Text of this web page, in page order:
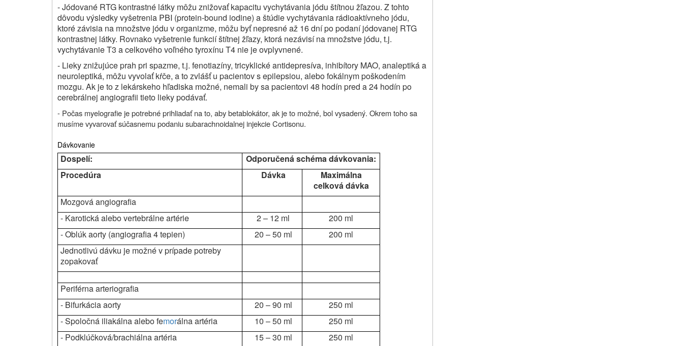
- Jódované RTG kontrastné látky môžu znižovať kapacitu vychytávania jódu štítnou žľazou. Z tohto
dôvodu výsledky vyšetrenia PBI (protein-bound iodine) a štúdie vychytávania rádioaktívneho jódu,
ktoré závisia na množstve jódu v organizme, môžu byť nepresné až 16 dní po podaní jódovanej RTG
kontrastnej látky. Rovnako vyšetrenie funkcií štítnej žľazy, ktorá nezávisí na množstve jódu, t.j.
vychytávanie T3 a celkového voľného tyroxínu T4 nie je ovplyvnené.
- Lieky znižujúce prah pri spazme, t.j. fenotiazíny, tricyklické antidepresíva, inhibítory MAO, analeptiká a
neuroleptiká, môžu vyvolať kŕče, a to zvlášť u pacientov s epilepsiou, alebo fokálnym poškodením
mozgu. Ak je to z lekárskeho hľadiska možné, nemali by sa pacientovi 48 hodín pred a 24 hodín po
cerebrálnej angiografii tieto lieky podávať.
- Počas myelografie je potrebné prihliadať na to, aby betablokátor, ak je to možné, bol vysadený. Okrem toho sa
musíme vyvarovať súčasnemu podaniu subarachnoidalnej injekcie Cortisonu.
Dávkovanie
Dospelí:
Odporučená schéma dávkovania:
Procedúra
Dávka
Maximálna
celková dávka
Mozgová angiografia
- Karotická alebo vertebrálne artérie
2 – 12 ml
200 ml
- Oblúk aorty (angiografia 4 tepien)
20 – 50 ml
200 ml
Jednotlivú dávku je možné v prípade potreby
zopakovať
Periférna arteriografia
- Bifurkácia aorty
20 – 90 ml
250 ml
- Spoločná iliakálna alebo femorálna artéria 10 – 50 ml
250 ml
- Podklúčková/brachiálna artéria
15 – 30 ml 250 ml